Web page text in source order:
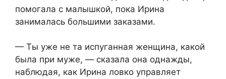
помогала с малышкой, пока Ирина
занималась большими заказами.
— Ты уже не та испуганная женщина, какой
была при муже, — сказала она однажды,
наблюдая, как Ирина ловко управляет